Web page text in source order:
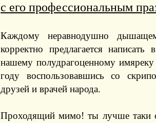
с его профессиональным
Каждому неравнодушно
корректно предлагается
нашему полудрагоценному
году воспользовавшись со
друзей и врачей народа.
Проходящий мимо! ты лучше таки